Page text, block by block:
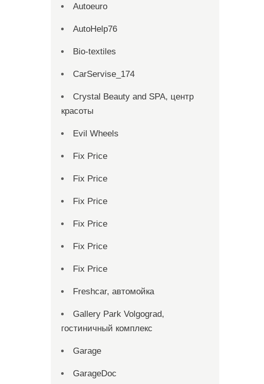
Autoeuro
AutoHelp76
Bio-textiles
CarServise_174
Crystal Beauty and SPA, центр
красоты
Evil Wheels
Fix Price
Fix Price
Fix Price
Fix Price
Fix Price
Fix Price
Freshcar, автомойка
Gallery Park Volgograd,
гостиничный комплекс
Garage
GarageDoc